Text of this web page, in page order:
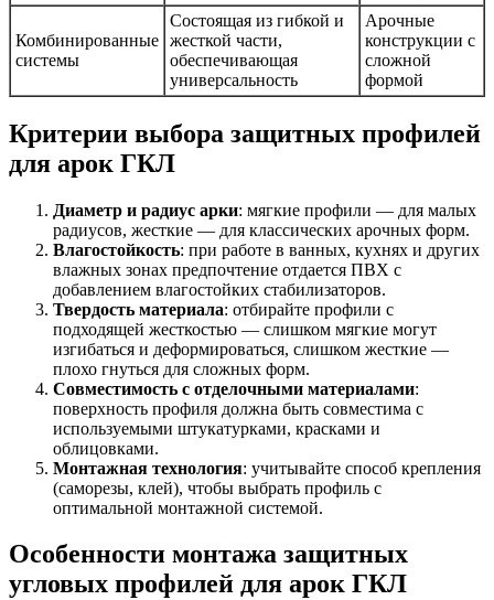
Комбинированные
системы
Состоящая из гибкой и
жесткой части,
обеспечивающая
универсальность
Арочные
конструкции с
сложной
формой
Критерии выбора защитных профилей
для арок ГКЛ
Диаметр и радиус арки: мягкие профили — для малых
радиусов, жесткие — для классических арочных форм.
Влагостойкость: при работе в ванных, кухнях и других
влажных зонах предпочтение отдается ПВХ с
добавлением влагостойких стабилизаторов.
Твердость материала: отбирайте профили с
подходящей жесткостью — слишком мягкие могут
изгибаться и деформироваться, слишком жесткие —
плохо гнуться для сложных форм.
Совместимость с отделочными материалами:
поверхность профиля должна быть совместима с
используемыми штукатурками, красками и
облицовками.
Монтажная технология: учитывайте способ крепления
(саморезы, клей), чтобы выбрать профиль с
оптимальной монтажной системой.
Особенности монтажа защитных
угловых профилей для арок ГКЛ